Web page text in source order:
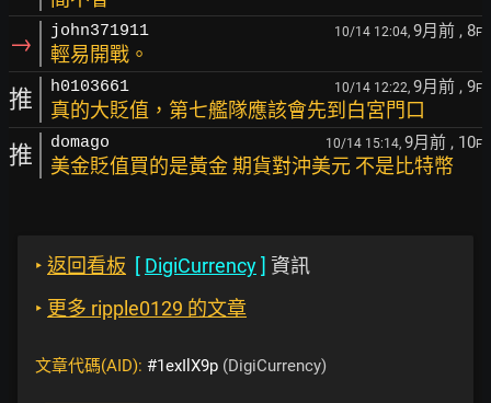
→ john371911 10/14 12:04, 9月前 , 8F
輕易開戰。
推 h0103661 10/14 12:22, 9月前 , 9F
真的大貶值，第七艦隊應該會先到白宮門口
推 domago 10/14 15:14, 9月前 , 10F
美金貶值買的是黃金 期貨對沖美元 不是比特幣
‣ 返回看板 [ DigiCurrency] 資訊
‣ 更多 ripple0129 的文章
文章代碼(AID): #1exIlX9p (DigiCurrency)